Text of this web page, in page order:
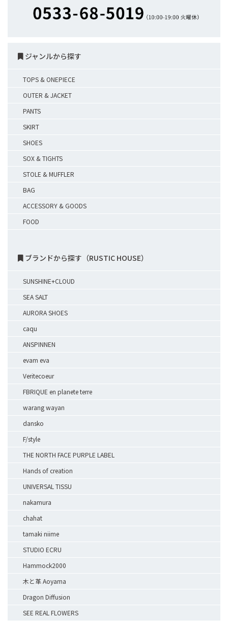
ジャンルから探す
TOPS & ONEPIECE
OUTER & JACKET
PANTS
SKIRT
SHOES
SOX & TIGHTS
STOLE & MUFFLER
BAG
ACCESSORY & GOODS
FOOD
ブランドから探す（RUSTIC HOUSE）
SUNSHINE+CLOUD
SEA SALT
AURORA SHOES
caqu
ANSPINNEN
evam eva
Veritecoeur
FBRIQUE en planete terre
warang wayan
dansko
F/style
THE NORTH FACE PURPLE LABEL
Hands of creation
UNIVERSAL TISSU
nakamura
chahat
tamaki niime
STUDIO ECRU
Hammock2000
木と革 Aoyama
Dragon Diffusion
SEE REAL FLOWERS